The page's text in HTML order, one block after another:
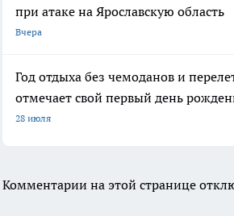
при атаке на Ярославскую область
Вчера
Год отдыха без чемоданов и
отмечает свой первый день
28 июля
Комментарии на этой странице